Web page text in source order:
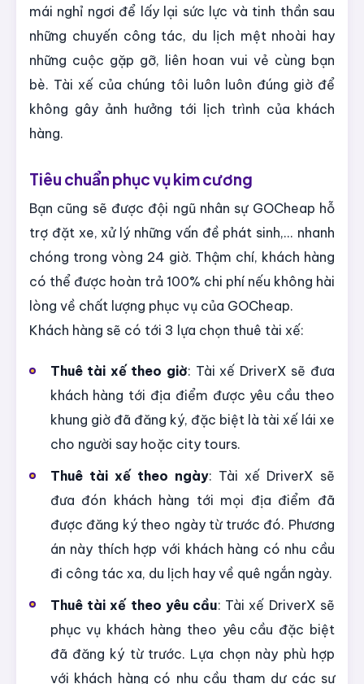
mái nghỉ ngơi để lấy lại sức lực và tinh thần sau
những chuyến công tác, du lịch mệt nhoài hay
những cuộc gặp gỡ, liên hoan vui vẻ cùng bạn
bè. Tài xế của chúng tôi luôn luôn đúng giờ để
không gây ảnh hưởng tới lịch trình của khách
hàng.
Tiêu chuẩn phục vụ kim cương
Bạn cũng sẽ được đội ngũ nhân sự GOCheap hỗ
trợ đặt xe, xử lý những vấn đề phát sinh,... nhanh
chóng trong vòng 24 giờ. Thậm chí, khách hàng
có thể được hoàn trả 100% chi phí nếu không hài
lòng về chất lượng phục vụ của GOCheap.
Khách hàng sẽ có tới 3 lựa chọn thuê tài xế:
Thuê tài xế theo giờ: Tài xế DriverX sẽ đưa
khách hàng tới địa điểm được yêu cầu theo
khung giờ đã đăng ký, đặc biệt là tài xế lái xe
cho người say hoặc city tours.
Thuê tài xế theo ngày: Tài xế DriverX sẽ
đưa đón khách hàng tới mọi địa điểm đã
được đăng ký theo ngày từ trước đó. Phương
án này thích hợp với khách hàng có nhu cầu
đi công tác xa, du lịch hay về quê ngắn ngày.
Thuê tài xế theo yêu cầu: Tài xế DriverX sẽ
phục vụ khách hàng theo yêu cầu đặc biệt
đã đăng ký từ trước. Lựa chọn này phù hợp
với khách hàng có nhu cầu tham dự các sự